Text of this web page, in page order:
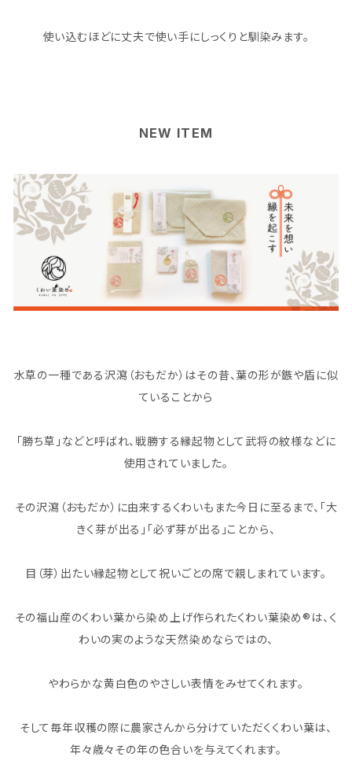
使い込むほどに丈夫で使い手にしっくりと馴染みます。
NEW ITEM
水草の一種である沢瀉（おもだか）はその昔、葉の形が鏃や盾に似
ていることから
「勝ち草」などと呼ばれ、戦勝する縁起物として武将の紋様などに
使用されていました。
その沢瀉（おもだか）に由来するくわいもまた今日に至るまで、「大
きく芽が出る」「必ず芽が出る」ことから、
目（芽）出たい縁起物として祝いごとの席で親しまれています。
その福山産のくわい葉から染め上げ作られたくわい葉染め®は、く
わいの実のような天然染めならではの、
やわらかな黄白色のやさしい表情をみせてくれます。
そして毎年収穫の際に農家さんから分けていただくくわい葉は、
年々歳々その年の色合いを与えてくれます。